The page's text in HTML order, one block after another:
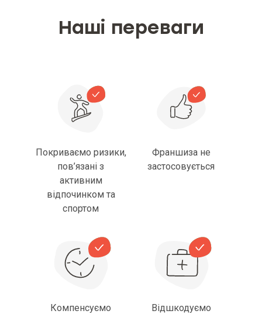
Наші переваги
Покриваємо ризики,
пов’язані з
активним
відпочинком та
спортом
Франшиза не
застосовується
Компенсуємо Відшкодуємо